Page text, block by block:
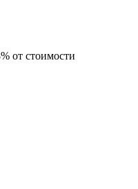
от стоимости